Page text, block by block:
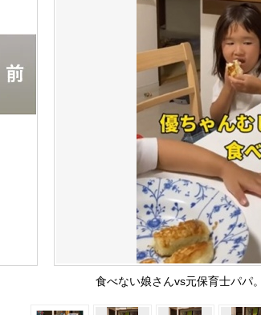
食べない娘さんvs元保育士パパ